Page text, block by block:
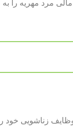
مرد مهریه را
زناشویی خود را